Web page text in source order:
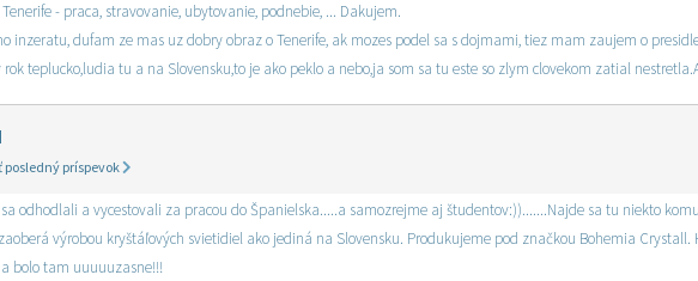
- praca, stravovanie, ubytovanie, podnebie, ... Dakujem.
inzeratu, dufam ze mas uz dobry obraz o Tenerife, ak mozes podel sa s dojmami, tiez mam zaujem o
rok teplucko,ludia tu a na Slovensku,to je ako peklo a nebo,ja som sa tu este so zlym clovekom zatial
posledný príspevok
odhodlali a vycestovali za pracou do Španielska.....a samozrejme aj študentov:)).......Najde sa tu niekto
výrobou kryštáľových svietidiel ako jediná na Slovensku. Produkujeme pod značkou Bohemia
bolo tam uuuuuzasne!!!